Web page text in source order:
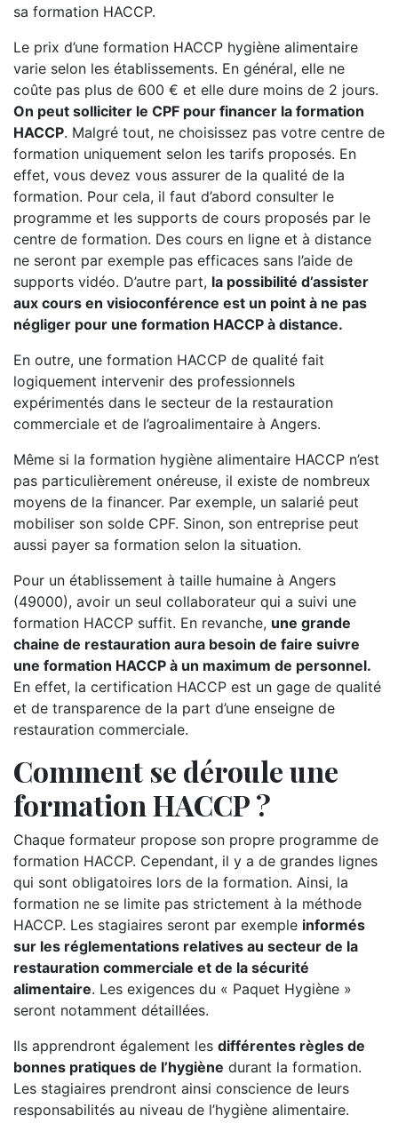
sa formation HACCP.
Le prix d’une formation HACCP hygiène alimentaire
varie selon les établissements. En général, elle ne
coûte pas plus de 600 € et elle dure moins de 2 jours.
On peut solliciter le CPF pour financer la formation
HACCP. Malgré tout, ne choisissez pas votre centre de
formation uniquement selon les tarifs proposés. En
effet, vous devez vous assurer de la qualité de la
formation. Pour cela, il faut d’abord consulter le
programme et les supports de cours proposés par le
centre de formation. Des cours en ligne et à distance
ne seront par exemple pas efficaces sans l’aide de
supports vidéo. D’autre part, la possibilité d’assister
aux cours en visioconférence est un point à ne pas
négliger pour une formation HACCP à distance.
En outre, une formation HACCP de qualité fait
logiquement intervenir des professionnels
expérimentés dans le secteur de la restauration
commerciale et de l’agroalimentaire à Angers.
Même si la formation hygiène alimentaire HACCP n’est
pas particulièrement onéreuse, il existe de nombreux
moyens de la financer. Par exemple, un salarié peut
mobiliser son solde CPF. Sinon, son entreprise peut
aussi payer sa formation selon la situation.
Pour un établissement à taille humaine à Angers
(49000), avoir un seul collaborateur qui a suivi une
formation HACCP suffit. En revanche, une grande
chaine de restauration aura besoin de faire suivre
une formation HACCP à un maximum de personnel.
En effet, la certification HACCP est un gage de qualité
et de transparence de la part d’une enseigne de
restauration commerciale.
Comment se déroule une
formation HACCP ?
Chaque formateur propose son propre programme de
formation HACCP. Cependant, il y a de grandes lignes
qui sont obligatoires lors de la formation. Ainsi, la
formation ne se limite pas strictement à la méthode
HACCP. Les stagiaires seront par exemple informés
sur les réglementations relatives au secteur de la
restauration commerciale et de la sécurité
alimentaire. Les exigences du « Paquet Hygiène »
seront notamment détaillées.
Ils apprendront également les différentes règles de
bonnes pratiques de l’hygiène durant la formation.
Les stagiaires prendront ainsi conscience de leurs
responsabilités au niveau de l’hygiène alimentaire.